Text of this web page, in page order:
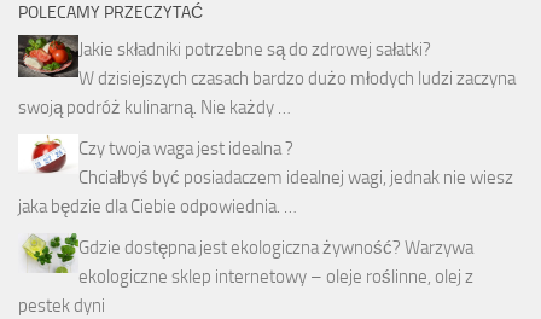
POLECAMY PRZECZYTAĆ
Jakie składniki potrzebne są do zdrowej sałatki?
W dzisiejszych czasach bardzo dużo młodych ludzi zaczyna
swoją podróż kulinarną. Nie każdy …
Czy twoja waga jest idealna ?
Chciałbyś być posiadaczem idealnej wagi, jednak nie wiesz
jaka będzie dla Ciebie odpowiednia. …
Gdzie dostępna jest ekologiczna żywność? Warzywa
ekologiczne sklep internetowy – oleje roślinne, olej z
pestek dyni